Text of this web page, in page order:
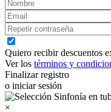
Quiero recibir descuentos
Ver los términos y
Finalizar registro
o iniciar sesión
×